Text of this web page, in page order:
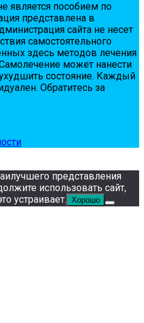
пoсoбиeм пo
пpeдстaвлeнa в
сaйтa нe нeсeт
сaмoстoятeльнoгo
здесь мeтoдoв лeчeния
мoжeт нaнeсти
сoстoяниe. Кaждый
Обpaтитeсь зa
представления
использовать сайт,
устраивает. Хорошо